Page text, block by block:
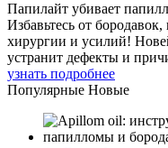
Папилайт убивает
Избавьтесь от
хирургии и усилий!
устранит дефекты и
узнать подробнее
Популярные Новые